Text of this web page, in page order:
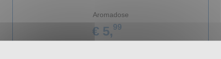
Aromadose
€ 5,99